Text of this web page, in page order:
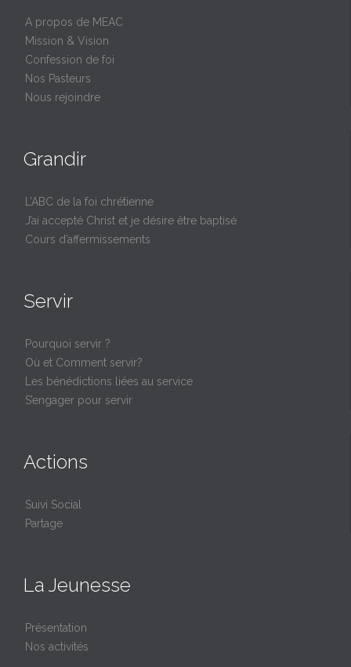
A propos de MEAC
Mission & Vision
Confession de foi
Nos Pasteurs
Nous rejoindre
Grandir
L’ABC de la foi chrétienne
J’ai accepté Christ et je désire être baptisé
Cours d’affermissements
Servir
Pourquoi servir ?
Où et Comment servir?
Les bénédictions liées au service
S’engager pour servir
Actions
Suivi Social
Partage
La Jeunesse
Présentation
Nos activités